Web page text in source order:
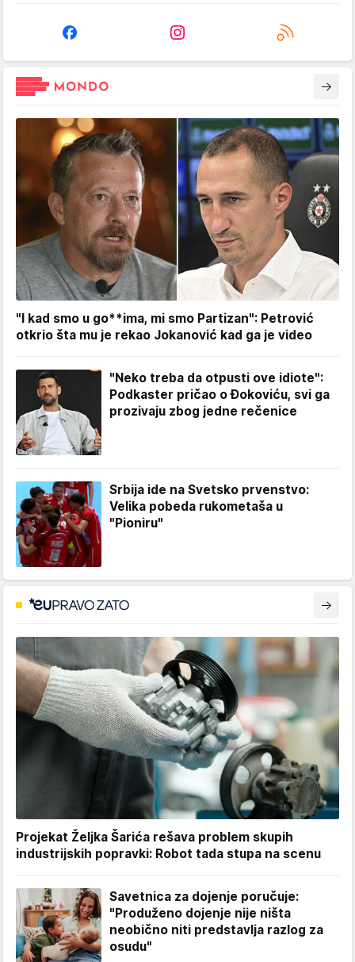
"I kad smo u go**ima, mi smo Partizan": Petrović
otkrio šta mu je rekao Jokanović kad ga je video
"Neko treba da otpusti ove idiote":
Podkaster pričao o Đokoviću, svi ga
prozivaju zbog jedne rečenice
Srbija ide na Svetsko prvenstvo:
Velika pobeda rukometaša u
"Pioniru"
Projekat Željka Šarića rešava problem skupih
industrijskih popravki: Robot tada stupa na scenu
Savetnica za dojenje poručuje:
"Produženo dojenje nije ništa
neobično niti predstavlja razlog za
osudu"